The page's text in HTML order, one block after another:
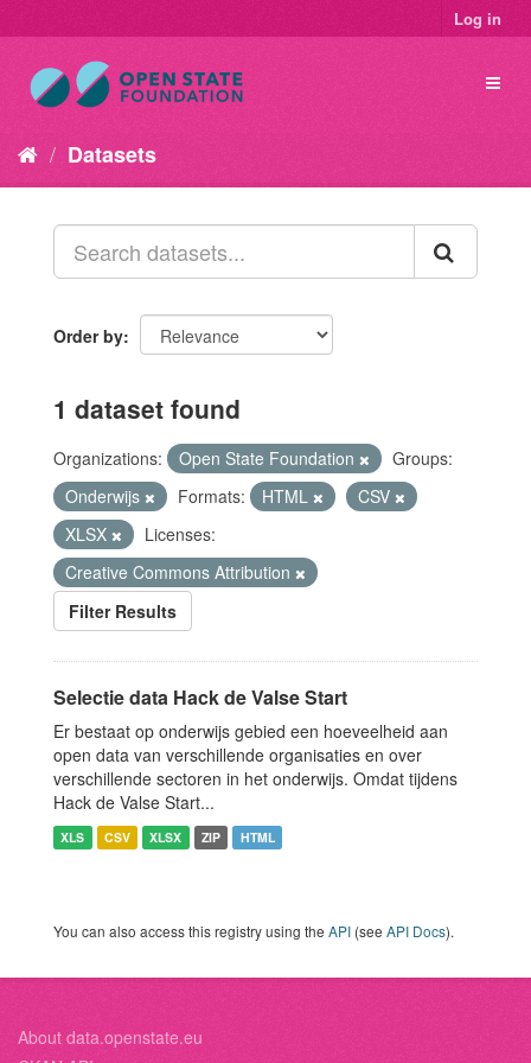
Log in
Datasets
Order by
1 dataset found
Organizations: Open State Foundation
Groups:
Onderwijs
Formats: HTML
CSV
XLSX
Licenses:
Creative Commons Attribution
Filter Results
Selectie data Hack de Valse Start
Er bestaat op onderwijs gebied een hoeveelheid aan
open data van verschillende organisaties en over
verschillende sectoren in het onderwijs. Omdat tijdens
Hack de Valse Start...
XLS CSV XLSX ZIP HTML
You can also access this registry using the API (see API Docs).
About data.openstate.eu